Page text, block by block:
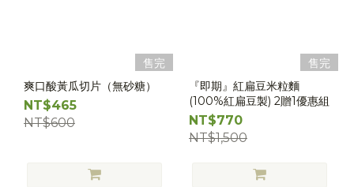
售完
爽口酸黃瓜切片（無砂糖）
NT$465
NT$600
售完
『即期』紅扁豆米粒麵
(100%紅扁豆製) 2贈1優惠組
NT$770
NT$1,500